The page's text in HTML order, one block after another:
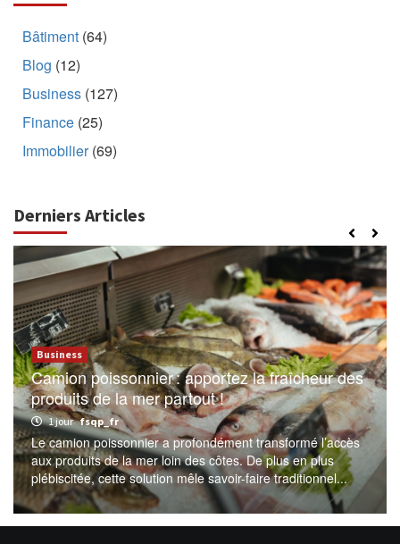
Bâtiment (64)
Blog (12)
Business (127)
Finance (25)
Immobilier(69)
Derniers Articles
Business
Camion poissonnier : apportez la fraîcheur des
produits de la mer partout !
1 jour fsqp_fr
Le camion poissonnier a profondément transformé l’accès
aux produits de la mer loin des côtes. De plus en plus
plébiscitée, cette solution mêle savoir-faire traditionnel...